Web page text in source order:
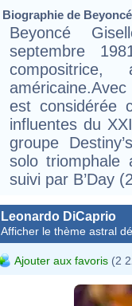
Biographie de
Beyoncé
septembre
est considérée
influentes du
groupe
solo triomphale
suivi par B’Day
Leonardo DiCaprio
Afficher le thème astral
Ajouter aux favoris (2